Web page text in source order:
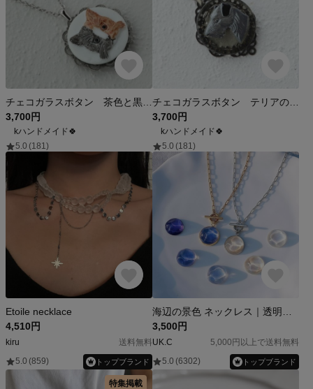
3,700円
kハンドメイド🍀
5.0 (181)
3,700円
kハンドメイド🍀
5.0 (181)
Etoile necklace
4,510円
kiru
送料無料
5.0 (859) トップブランド
3,500円
UK.C
5,000円以上で送料無料
5.0 (6302) トップブランド
特集掲載